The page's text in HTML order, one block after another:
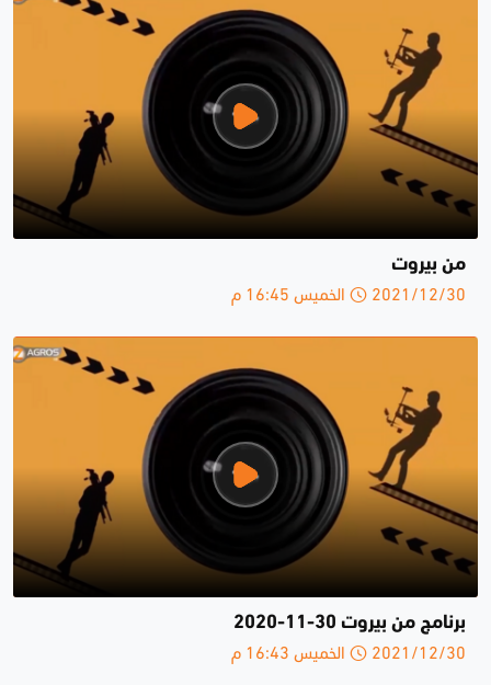
من بيروت
2021/12/30 الخميس 16:45 م
برنامج من بيروت 30-11-2020
2021/12/30 الخميس 16:43 م